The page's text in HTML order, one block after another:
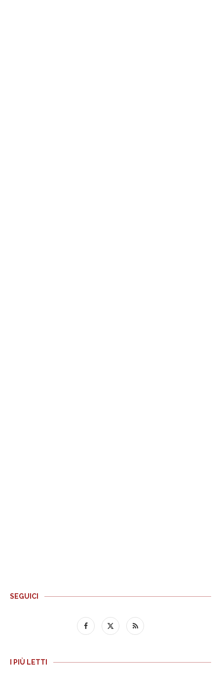
SEGUICI
I PIÙ LETTI